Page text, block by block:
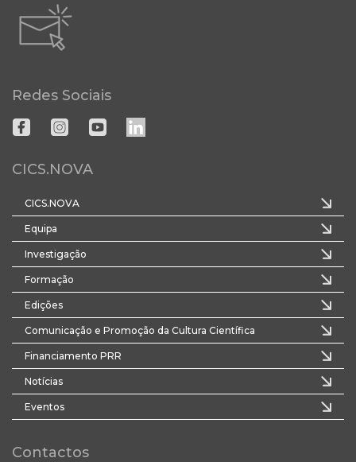
Redes Sociais
CICS.NOVA
CICS.NOVA
Equipa
Investigação
Formação
Edições
Comunicação e Promoção da Cultura Científica
Financiamento PRR
Notícias
Eventos
Contactos